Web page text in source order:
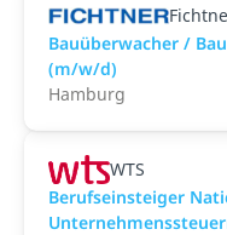
Bauüberwacher /
(m/w/d)
Hamburg
WTS
Berufseinsteiger